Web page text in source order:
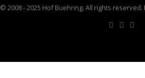
© 2008 - 2025 Hof Buehring. All rights reserved.